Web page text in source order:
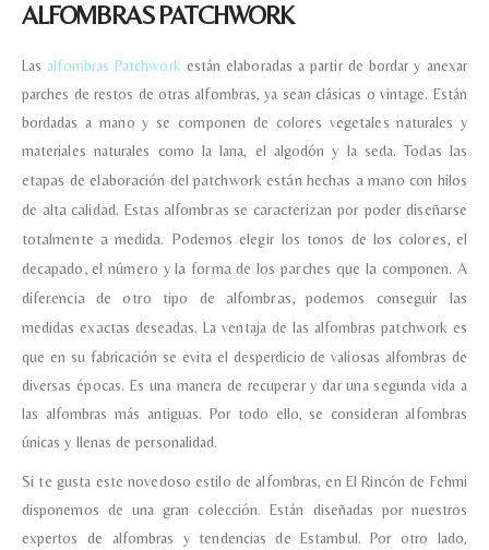
ALFOMBRAS PATCHWORK
Las alfombras Patchwork están elaboradas a partir de bordar y anexar
parches de restos de otras alfombras, ya sean clásicas o vintage. Están
bordadas a mano y se componen de colores vegetales naturales y
materiales naturales como la lana, el algodón y la seda.Todas las
etapas de elaboración del patchwork están hechas a mano con hilos
de alta calidad. Estas alfombras se caracterizan por poder diseñarse
totalmente a medida. Podemos elegir los tonos de los colores, el
decapado, el número y la forma de los parches que la componen. A
diferencia de otro tipo de alfombras, podemos conseguir las
medidas exactas deseadas.La ventaja de las alfombras patchwork es
que en su fabricación se evita el desperdicio de valiosas alfombras de
diversas épocas. Es una manera de recuperar y dar una segunda vida a
las alfombras más antiguas. Por todo ello, se consideran alfombras
únicas y llenas de personalidad.
Si te gusta este novedoso estilo de alfombras, en El Rincón de Fehmi
disponemos de una gran colección. Están diseñadas por nuestros
expertos de alfombras y tendencias de Estambul. Por otro lado,